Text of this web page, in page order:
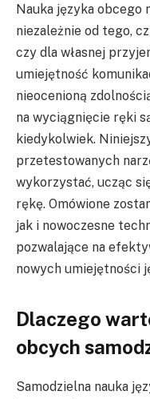
Nauka języka obcego
niezależnie od tego,
czy dla własnej
umiejętność
nieocenioną
na wyciągnięcie ręki
kiedykolwiek.
przetestowanych
wykorzystać, ucząc
rękę. Omówione
jak i nowoczesne
pozwalające na
nowych umiejętności
Dlaczego
obcych
Samodzielna nauka